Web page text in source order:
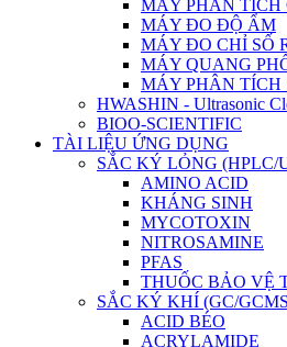
MÁY PHÂN TÍCH
MÁY ĐO ĐỘ ẨM
MÁY ĐO CHỈ SỐ
MÁY QUANG
MÁY PHÂN TÍCH
HWASHIN - Ultrasonic
BIOO-SCIENTIFIC
TÀI LIỆU ỨNG DỤNG
SẮC KÝ LỎNG (HPLC/
AMINO ACID
KHÁNG SINH
MYCOTOXIN
NITROSAMINE
PFAS
THUỐC BẢO VỆ
SẮC KÝ KHÍ (GC/
ACID BÉO
ACRYLAMIDE